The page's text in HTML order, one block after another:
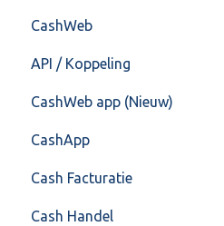
Import/Export
Postbus
Training & Consultancy
Overig
Boekhoud
Fiscaal
Overig
CashWeb
CashHero Layout
Mailen vanuit CASHWeb
Algemeen gebruik
API / Koppeling
Algemeen
Api 3.0 (SOAP API)
API 4.0 (REST API)
CashWeb app (Nieuw)
Veel gestelde vragen
CashApp
Cash Facturatie
Factureren
Cash Handel